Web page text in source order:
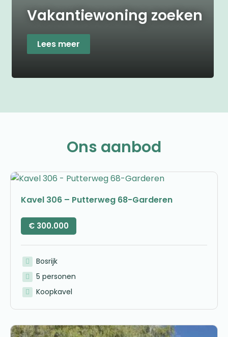
Vakantiewoning zoeken
Lees meer
Ons aanbod
Kavel 306 – Putterweg 68-Garderen
€ 300.000
Bosrijk
5 personen
Koopkavel